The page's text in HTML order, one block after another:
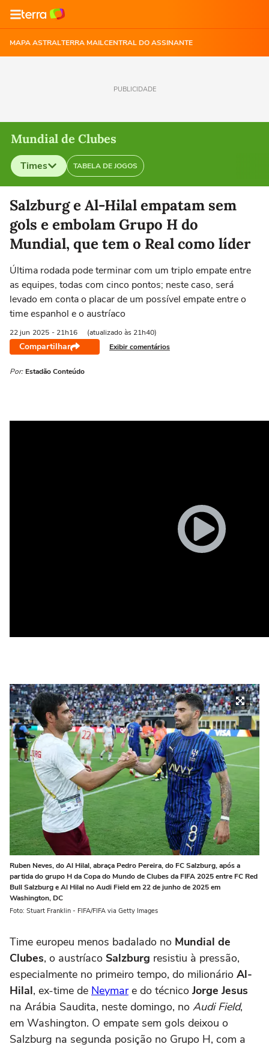
MAPA ASTRALTERRA MAILCENTRAL DO ASSINANTE
PUBLICIDADE
Mundial de Clubes
Times TABELA DE JOGOS
Selecione o time para ver as notícias
Salzburg e Al-Hilal empatam sem
gols e embolam Grupo H do
Mundial, que tem o Real como líder
Última rodada pode terminar com um triplo empate entre
as equipes, todas com cinco pontos; neste caso, será
levado em conta o placar de um possível empate entre o
time espanhol e o austríaco
22 jun 2025 - 21h16 (atualizado às 21h40)
Compartilhar Exibir comentários
Por: Estadão Conteúdo
Ruben Neves, do Al Hilal, abraça Pedro Pereira, do FC Salzburg, após a
partida do grupo H da Copa do Mundo de Clubes da FIFA 2025 entre FC Red
Bull Salzburg e Al Hilal no Audi Field em 22 de junho de 2025 em
Washington, DC
Foto: Stuart Franklin - FIFA/FIFA via Getty Images
Time europeu menos badalado no Mundial de
Clubes, o austríaco Salzburg resistiu à pressão,
especialmente no primeiro tempo, do milionário Al-
Hilal, ex-time de Neymare do técnico Jorge Jesus
na Arábia Saudita, neste domingo, no Audi Field,
em Washington. O empate sem gols deixou o
Salzburg na segunda posição no Grupo H, com a